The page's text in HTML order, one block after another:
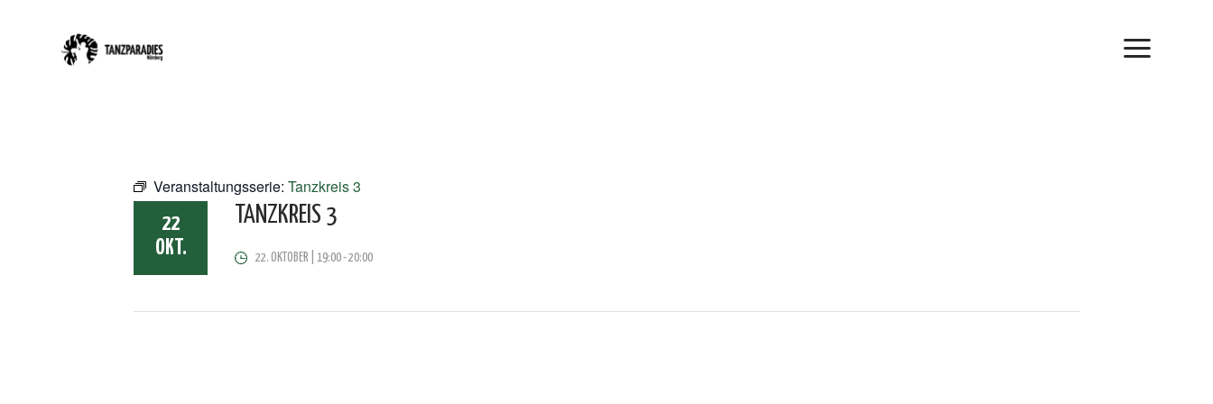
Veranstaltungsserie: Tanzkreis 3
22
OKT.
TANZKREIS 3
22. OKTOBER | 19:00-20:00